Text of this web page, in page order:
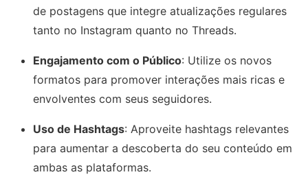
de postagens que integre atualizações regulares
tanto no Instagram quanto no Threads.
Engajamento com o Público: Utilize os novos
formatos para promover interações mais ricas e
envolventes com seus seguidores.
Uso de Hashtags: Aproveite hashtags relevantes
para aumentar a descoberta do seu conteúdo em
ambas as plataformas.